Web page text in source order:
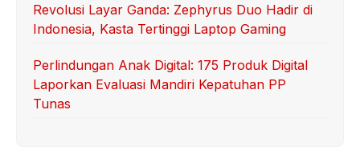
Revolusi Layar Ganda: Zephyrus Duo Hadir di
Indonesia, Kasta Tertinggi Laptop Gaming
Perlindungan Anak Digital: 175 Produk Digital
Laporkan Evaluasi Mandiri Kepatuhan PP
Tunas